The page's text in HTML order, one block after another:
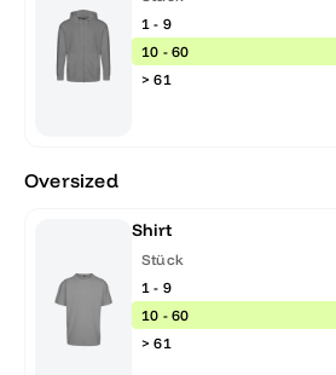
1 - 9
10 - 60
> 61
Oversized
Shirt
Stück
1 - 9
10 - 60
> 61